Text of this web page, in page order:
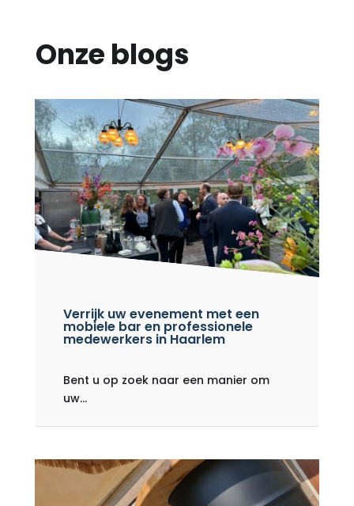
Onze blogs
Verrijk uw evenement met een
mobiele bar en professionele
medewerkers in Haarlem
Bent u op zoek naar een manier om
uw...